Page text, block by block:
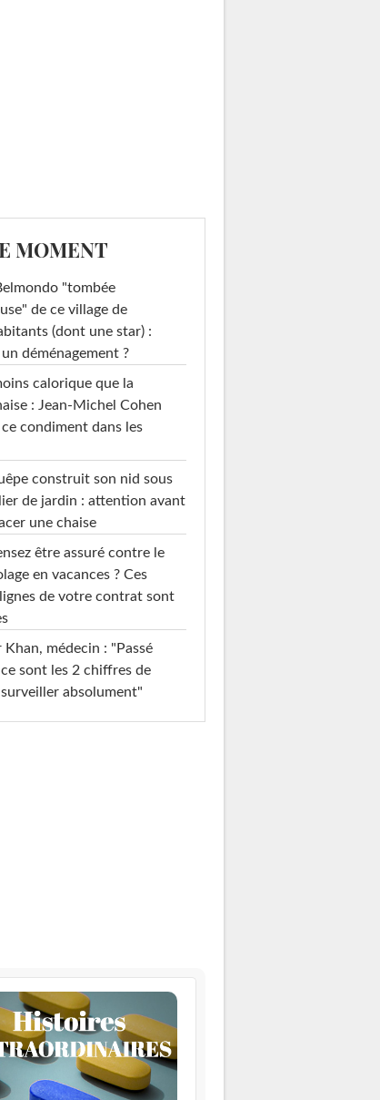
MOMENT
"tombée
de ce village de
(dont une star) :
déménagement ?
calorique que la
: Jean-Michel Cohen
condiment dans les
construit son nid sous
de jardin : attention avant
une chaise
être assuré contre le
en vacances ? Ces
de votre contrat sont
Khan, médecin : "Passé
sont les 2 chiffres de
absolument"